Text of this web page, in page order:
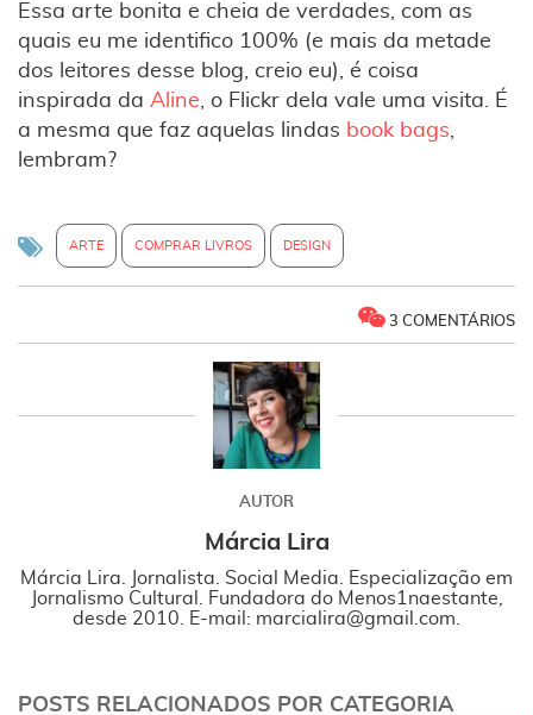
Essa arte bonita e cheia de verdades, com as
quais eu me identifico 100% (e mais da metade
dos leitores desse blog, creio eu), é coisa
inspirada da Aline, o Flickr dela vale uma visita. É
a mesma que faz aquelas lindas book bags,
lembram?
ARTE COMPRAR LIVROS DESIGN
3 COMENTÁRIOS
AUTOR
Márcia Lira
Márcia Lira. Jornalista. Social Media. Especialização em
Jornalismo Cultural. Fundadora do Menos1naestante,
desde 2010. E-mail: marcialira@gmail.com.
POSTS RELACIONADOS POR CATEGORIA